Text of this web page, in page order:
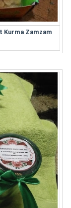
Kurma Zamzam